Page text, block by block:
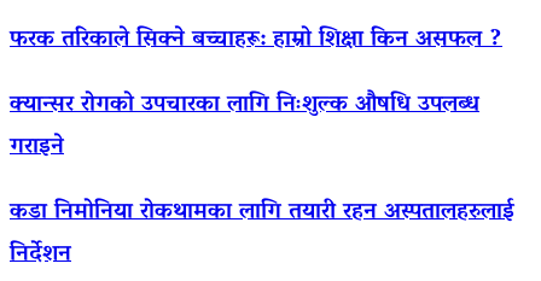
फरक तरिकाले सिक्ने बच्चाहरू: हाम्रो शिक्षा किन असफल ?
क्यान्सर रोगको उपचारका लागि निःशुल्क औषधि उपलब्ध
गराइने
कडा निमोनिया रोकथामका लागि तयारी रहन अस्पतालहरुलाई
निर्देशन